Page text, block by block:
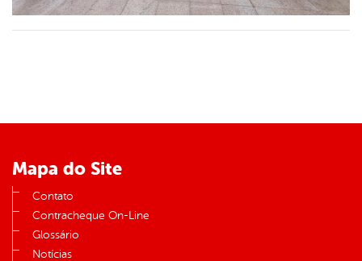
Mapa do Site
Contato
Contracheque On-Line
Glossário
Notícias